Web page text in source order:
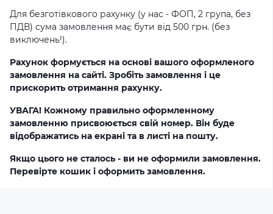
Для безготівкового рахунку (у нас - ФОП, 2 група, без
ПДВ) сума замовлення має бути від 500 грн. (без
виключень!).
Рахунок формується на основі вашого оформленого
замовлення на сайті. Зробіть замовлення і це
прискорить отримання рахунку.
УВАГА! Кожному правильно оформленному
замовленню присвоюється свій номер. Він буде
відображатись на екрані та в листі на пошту.
Якщо цього не сталось - ви не оформили замовлення.
Перевірте кошик і оформить замовлення.